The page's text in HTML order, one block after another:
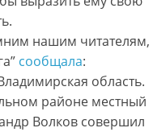
нашим читателям,
сообщала:
область.
районе местный
Волков совершил